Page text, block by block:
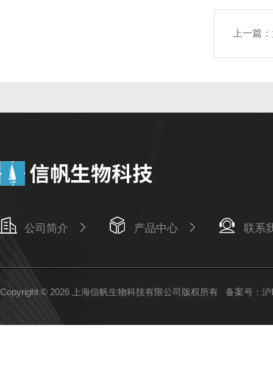
上一篇：
公司简介 产品中心 联系
Copyright © 2026 上海信帆生物科技有限公司版权所有 备案号：